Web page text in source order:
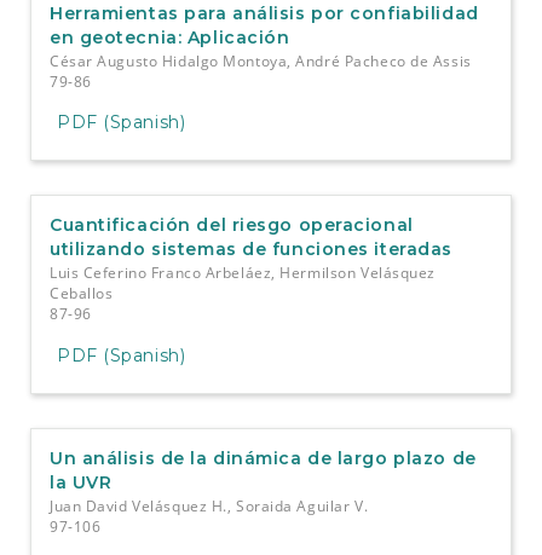
Herramientas para análisis por confiabilidad
en geotecnia: Aplicación
César Augusto Hidalgo Montoya, André Pacheco de Assis
79-86
PDF (Spanish)
Cuantificación del riesgo operacional
utilizando sistemas de funciones iteradas
Luis Ceferino Franco Arbeláez, Hermilson Velásquez
Ceballos
87-96
PDF (Spanish)
Un análisis de la dinámica de largo plazo de
la UVR
Juan David Velásquez H., Soraida Aguilar V.
97-106